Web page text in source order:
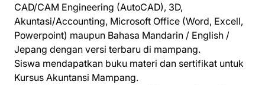
CAD/CAM Engineering (AutoCAD), 3D,
Akuntasi/Accounting, Microsoft Office (Word, Excell,
Powerpoint) maupun Bahasa Mandarin / English /
Jepang dengan versi terbaru di mampang.
Siswa mendapatkan buku materi dan sertifikat untuk
Kursus Akuntansi Mampang.